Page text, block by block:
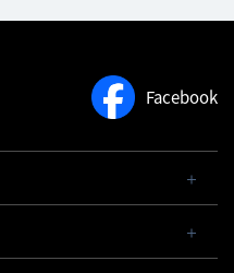
Facebook